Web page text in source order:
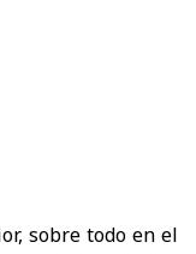
sobre todo en el